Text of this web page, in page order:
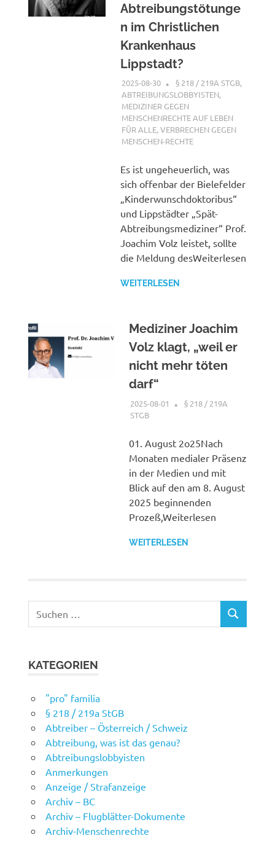
Abtreibungstötunge
n im Christlichen
Krankenhaus
Lippstadt?
2025-08-30 XX
§ 218 / 219A STGB,
ABTREIBUNGSLOBBYISTEN,
MEDIZINER GEGEN
MENSCHENRECHTE AUF LEBEN
FÜR ALLE,VERBRECHEN GEGEN
MENSCHEN-RECHTE
Es ist ungeheuerlich, was
sich offenbar der Bielefelder
„Kinderwunschdoktoribus“
und Lippstädter „Spät-
Abtreibungsmediziner“ Prof.
Joachim Volz leistet, sollte
die Meldung desWeiterlesen
WEITERLESEN
Mediziner Joachim
Volz klagt, „weil er
nicht mehr töten
darf“
2025-08-01 XX
§ 218 / 219A
STGB
01. August 2o25Nach
Monaten medialer Präsenz
in der Medien und mit
Blick auf den am 8. August
2025 beginnenden
Prozeß,Weiterlesen
WEITERLESEN
nach:
SUCHEN
KATEGORIEN
"pro" familia
§ 218 / 219a StGB
Abtreiber – Österreich / Schweiz
Abtreibung, was ist das genau?
Abtreibungslobbyisten
Anmerkungen
Anzeige / Strafanzeige
Archiv – BC
Archiv – Flugblätter-Dokumente
Archiv-Menschenrechte